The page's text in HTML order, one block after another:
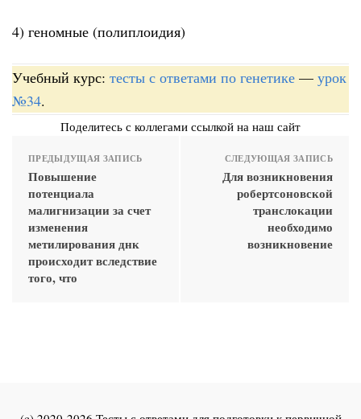
4) геномные (полиплоидия)
Учебный курс: тесты с ответами по генетике — урок
№34.
Поделитесь с коллегами ссылкой на наш сайт
ПРЕДЫДУЩАЯ ЗАПИСЬ
Повышение
потенциала
малигнизации за счет
изменения
метилирования днк
происходит вследствие
того, что
СЛЕДУЮЩАЯ ЗАПИСЬ
Для возникновения
робертсоновской
транслокации
необходимо
возникновение